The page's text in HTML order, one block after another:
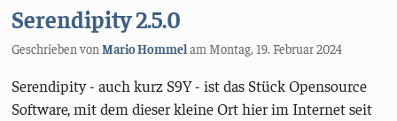
Serendipity 2.5.0
Geschrieben vonMario Hommelam Montag, 19. Februar 2024
Serendipity - auch kurz S9Y - ist das Stück Opensource
Software, mit dem dieser kleine Ort hier im Internet seit